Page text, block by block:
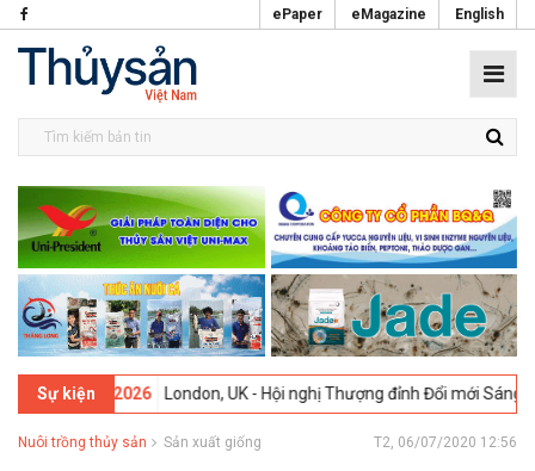
ePaper eMagazine English
Sự kiện
02-2026 London, UK - Hội nghị Thượng đỉnh Đổi mới Sáng tạo
Nuôi trồng thủy sản Sản xuất giống T2, 06/07/2020 12:56